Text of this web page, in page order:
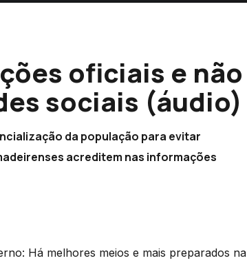
oficiais e não
sociais (áudio)
da população para evitar
acreditem nas informações
Há melhores meios e mais preparados na